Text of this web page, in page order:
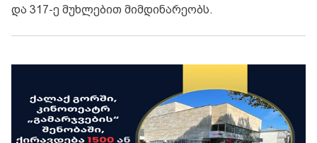
და 317-ე მუხლებით მიმდინარეობს.